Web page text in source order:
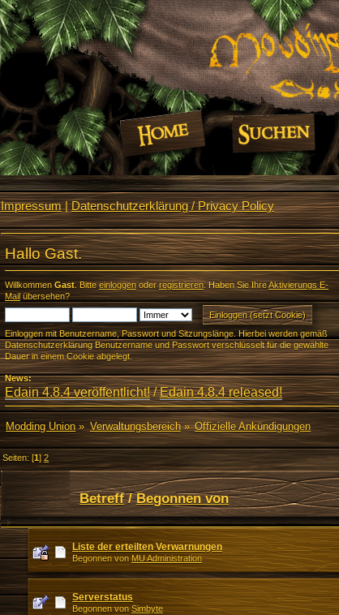
Impressum|Datenschutzerklärung / Privacy Policy
Hallo Gast.
Willkommen Gast. Bitte einloggenoderregistrieren. Haben Sie IhreAktivierungs E-
Mailübersehen?
Einloggen mit Benutzername, Passwort und Sitzungslänge. Hierbei werden gemäß
Datenschutzerklärung Benutzername und Passwort verschlüsselt für die gewählte
Dauer in einem Cookie abgelegt.
News:
Edain 4.8.4 veröffentlicht!/Edain 4.8.4 released!
Modding Union» Verwaltungsbereich» Offizielle Ankündigungen
Seiten: [1]2
Betreff/Begonnen von
Liste der erteilten Verwarnungen
Begonnen von MU Administration
Serverstatus
Begonnen von Simbyte